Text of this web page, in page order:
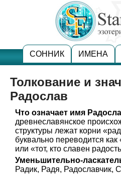
СОННИК ИМЕНА
Толкование и
Радослав
Что означает имя
древнеславянское
структуры лежат корни
буквально переводится
или «тот, кто славен
Уменьшительно-
Радик, Радя, Радославчик,